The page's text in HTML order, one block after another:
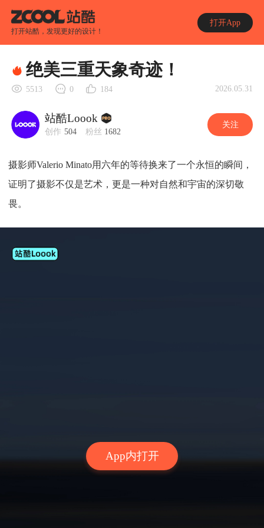
打开站酷，发现更好的设计！
打开App
App内打开
绝美三重天象奇迹！
5513 0 184 2026.05.31
站酷Loook
创作 504 粉丝 1682
关注
摄影师Valerio Minato用六年的等待换来了一个永恒的瞬间，
证明了摄影不仅是艺术，更是一种对自然和宇宙的深切敬
畏。